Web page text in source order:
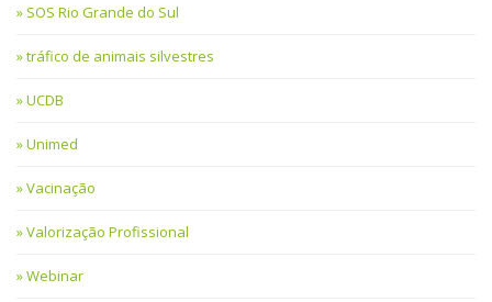
SOS Rio Grande do Sul
tráfico de animais silvestres
UCDB
Unimed
Vacinação
Valorização Profissional
Webinar